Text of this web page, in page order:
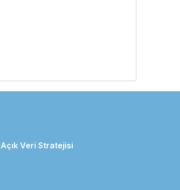
Açık Veri Stratejisi